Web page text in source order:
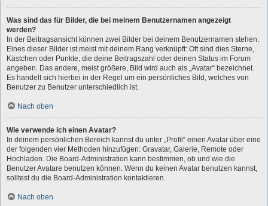
Was sind das für Bilder, die bei meinem Benutzernamen angezeigt
werden?
In der Beitragsansicht können zwei Bilder bei deinem Benutzernamen stehen.
Eines dieser Bilder ist meist mit deinem Rang verknüpft: Oft sind dies Sterne,
Kästchen oder Punkte, die deine Beitragszahl oder deinen Status im Forum
angeben. Das andere, meist größere, Bild wird auch als „Avatar“ bezeichnet.
Es handelt sich hierbei in der Regel um ein persönliches Bild, welches von
Benutzer zu Benutzer unterschiedlich ist.
Nach oben
Wie verwende ich einen Avatar?
In deinem persönlichen Bereich kannst du unter „Profil“ einen Avatar über eine
der folgenden vier Methoden hinzufügen: Gravatar, Galerie, Remote oder
Hochladen. Die Board-Administration kann bestimmen, ob und wie die
Benutzer Avatare benutzen können. Wenn du keinen Avatar benutzen kannst,
solltest du die Board-Administration kontaktieren.
Nach oben